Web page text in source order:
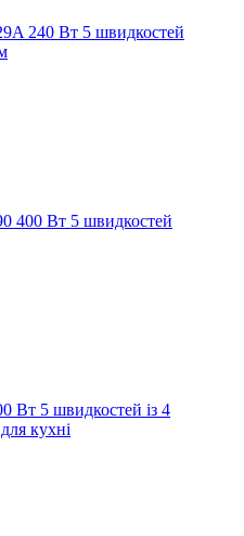
240 Вт 5 швидкостей
400 Вт 5 швидкостей
Вт 5 швидкостей із 4
кухні